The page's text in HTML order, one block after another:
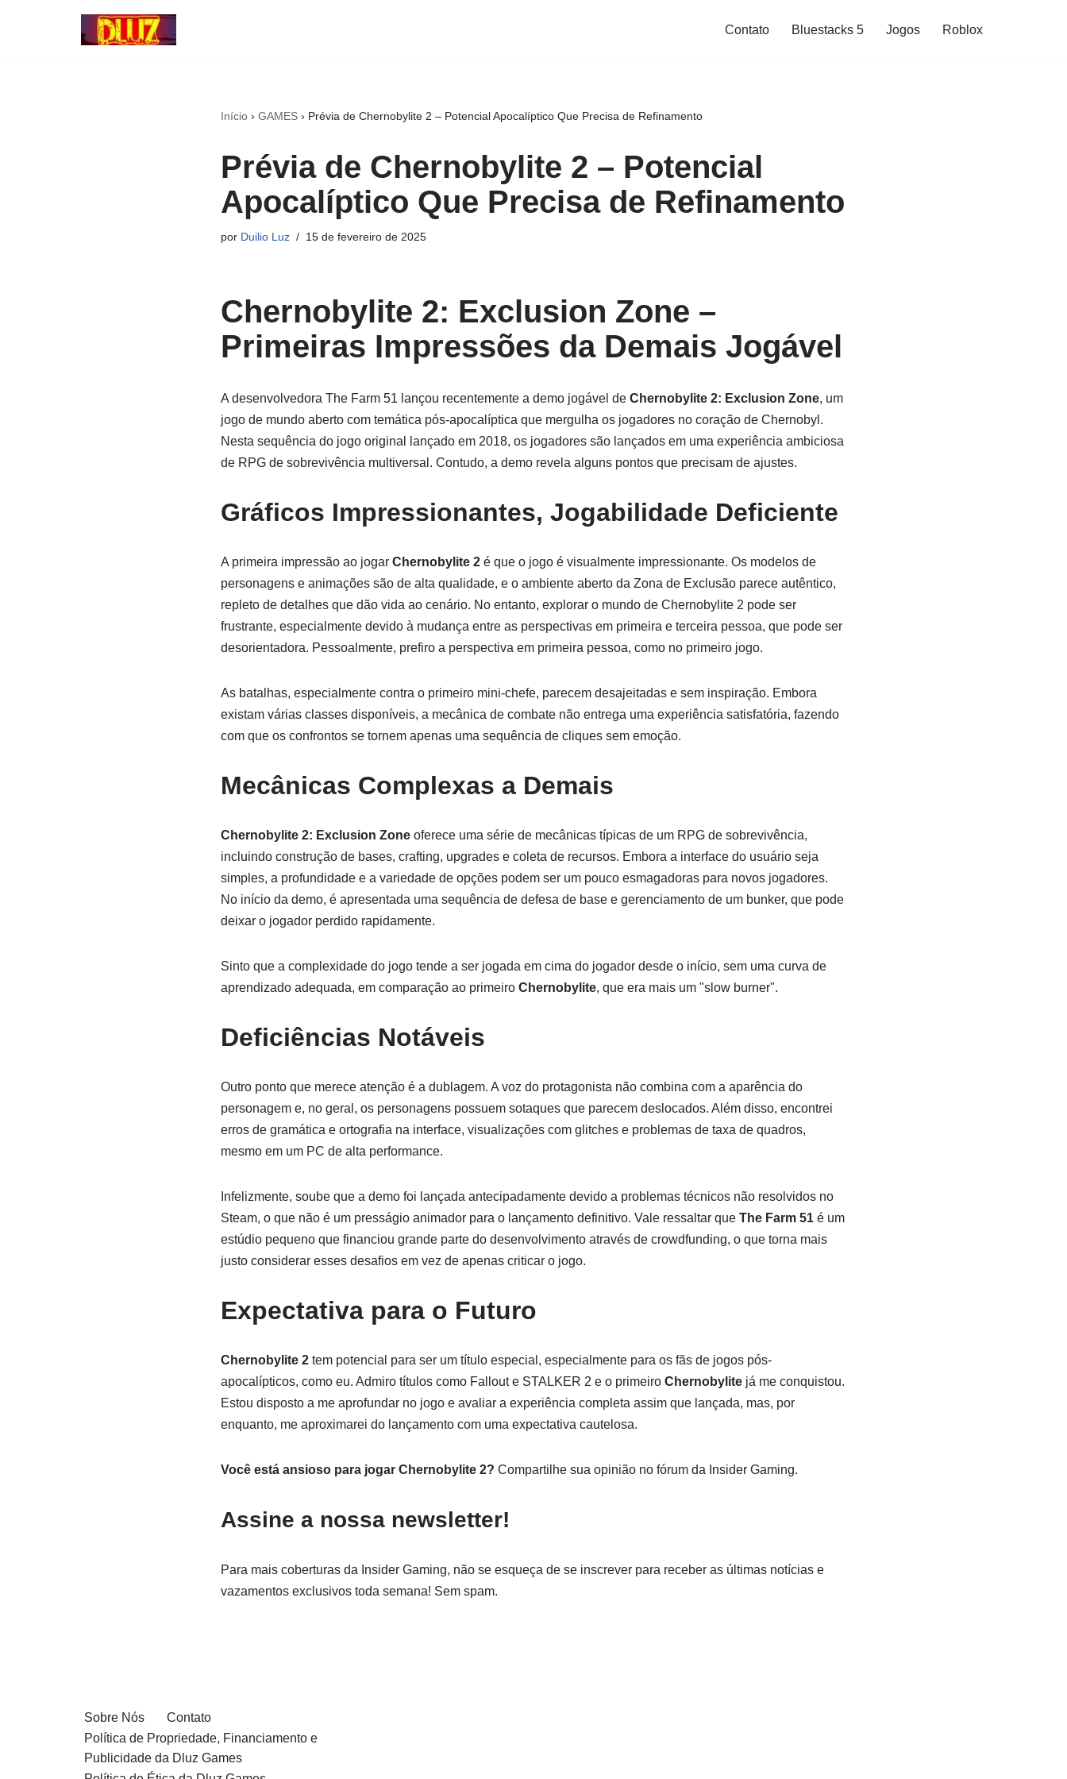
Contato Bluestacks 5 Jogos Roblox
Início› GAMES› Prévia de Chernobylite 2 – Potencial Apocalíptico Que Precisa de Refinamento
Prévia de Chernobylite 2 – Potencial
Apocalíptico Que Precisa de Refinamento
por Duilio Luz 15 de fevereiro de 2025
Chernobylite 2: Exclusion Zone –
Primeiras Impressões da Demais Jogável
A desenvolvedora The Farm 51 lançou recentemente a demo jogável de Chernobylite 2: Exclusion Zone, um
jogo de mundo aberto com temática pós-apocalíptica que mergulha os jogadores no coração de Chernobyl.
Nesta sequência do jogo original lançado em 2018, os jogadores são lançados em uma experiência ambiciosa
de RPG de sobrevivência multiversal. Contudo, a demo revela alguns pontos que precisam de ajustes.
Gráficos Impressionantes, Jogabilidade Deficiente
A primeira impressão ao jogar Chernobylite 2é que o jogo é visualmente impressionante. Os modelos de
personagens e animações são de alta qualidade, e o ambiente aberto da Zona de Exclusão parece autêntico,
repleto de detalhes que dão vida ao cenário. No entanto, explorar o mundo de Chernobylite 2 pode ser
frustrante, especialmente devido à mudança entre as perspectivas em primeira e terceira pessoa, que pode ser
desorientadora. Pessoalmente, prefiro a perspectiva em primeira pessoa, como no primeiro jogo.
As batalhas, especialmente contra o primeiro mini-chefe, parecem desajeitadas e sem inspiração. Embora
existam várias classes disponíveis, a mecânica de combate não entrega uma experiência satisfatória, fazendo
com que os confrontos se tornem apenas uma sequência de cliques sem emoção.
Mecânicas Complexas a Demais
Chernobylite 2: Exclusion Zoneoferece uma série de mecânicas típicas de um RPG de sobrevivência,
incluindo construção de bases, crafting, upgrades e coleta de recursos. Embora a interface do usuário seja
simples, a profundidade e a variedade de opções podem ser um pouco esmagadoras para novos jogadores.
No início da demo, é apresentada uma sequência de defesa de base e gerenciamento de um bunker, que pode
deixar o jogador perdido rapidamente.
Sinto que a complexidade do jogo tende a ser jogada em cima do jogador desde o início, sem uma curva de
aprendizado adequada, em comparação ao primeiro Chernobylite, que era mais um "slow burner".
Deficiências Notáveis
Outro ponto que merece atenção é a dublagem. A voz do protagonista não combina com a aparência do
personagem e, no geral, os personagens possuem sotaques que parecem deslocados. Além disso, encontrei
erros de gramática e ortografia na interface, visualizações com glitches e problemas de taxa de quadros,
mesmo em um PC de alta performance.
Infelizmente, soube que a demo foi lançada antecipadamente devido a problemas técnicos não resolvidos no
Steam, o que não é um presságio animador para o lançamento definitivo. Vale ressaltar que The Farm 51é um
estúdio pequeno que financiou grande parte do desenvolvimento através de crowdfunding, o que torna mais
justo considerar esses desafios em vez de apenas criticar o jogo.
Expectativa para o Futuro
Chernobylite 2tem potencial para ser um título especial, especialmente para os fãs de jogos pós-
apocalípticos, como eu. Admiro títulos como Fallout e STALKER 2 e o primeiro Chernobylitejá me conquistou.
Estou disposto a me aprofundar no jogo e avaliar a experiência completa assim que lançada, mas, por
enquanto, me aproximarei do lançamento com uma expectativa cautelosa.
Você está ansioso para jogar Chernobylite 2? Compartilhe sua opinião no fórum da Insider Gaming.
Assine a nossa newsletter!
Para mais coberturas da Insider Gaming, não se esqueça de se inscrever para receber as últimas notícias e
vazamentos exclusivos toda semana! Sem spam.
Sobre Nós
Contato
Política de Propriedade, Financiamento e
Publicidade da Dluz Games